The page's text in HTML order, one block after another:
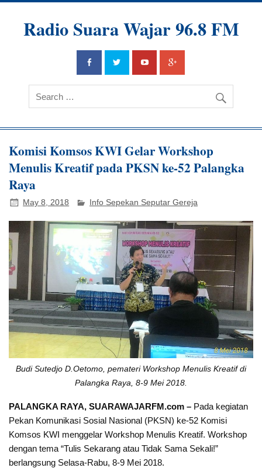
Radio Suara Wajar 96.8 FM
Komisi Komsos KWI Gelar Workshop
Menulis Kreatif pada PKSN ke-52 Palangka
Raya
May 8, 2018 Info Sepekan Seputar Gereja
Budi Sutedjo D.Oetomo, pemateri Workshop Menulis Kreatif di
Palangka Raya, 8-9 Mei 2018.
PALANGKA RAYA, SUARAWAJARFM.com – Pada kegiatan
Pekan Komunikasi Sosial Nasional (PKSN) ke-52 Komisi
Komsos KWI menggelar Workshop Menulis Kreatif. Workshop
dengan tema “Tulis Sekarang atau Tidak Sama Sekali!”
berlangsung Selasa-Rabu, 8-9 Mei 2018.